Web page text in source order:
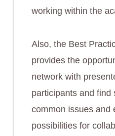
working within the
Also, the Best
provides the
network with
participants and find
common issues and
possibilities for